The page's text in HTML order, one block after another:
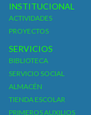
INSTITUCIONAL
ACTIVIDADES
PROYECTOS
SERVICIOS
BIBLIOTECA
SERVICIO SOCIAL
ALMACÉN
TIENDA ESCOLAR
PRIMEROS AUXILIOS